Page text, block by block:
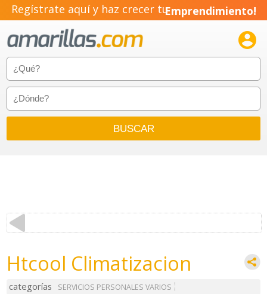
Regístrate aquí y haz crecer tuEmprendimiento!

Htcool Climatizacion
categorías
SERVICIOS PERSONALES VARIOS